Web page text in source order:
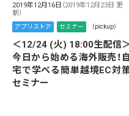
2019年12月16日 （2019年12月23日 更
新）
アプリストア セミナー （pickup）
＜12/24 (火) 18:00生配信
今日から始める海外販売！
宅で学べる簡単越境EC対
セミナー